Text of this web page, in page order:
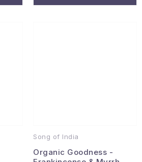
Song of India
Organic Goodness -